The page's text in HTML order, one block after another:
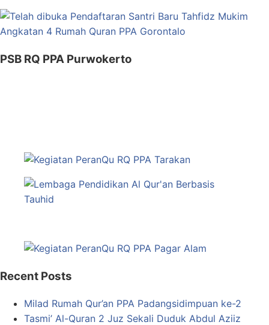
PSB RQ PPA Purwokerto
Recent Posts
Milad Rumah Qur’an PPA Padangsidimpuan ke-2
Tasmi’ Al-Quran 2 Juz Sekali Duduk Abdul Aziiz